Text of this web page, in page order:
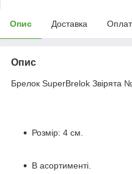
Опис Доставка
Опис
Брелок SuperBrelok Звірята
Розмір: 4 см.
В асортименті.